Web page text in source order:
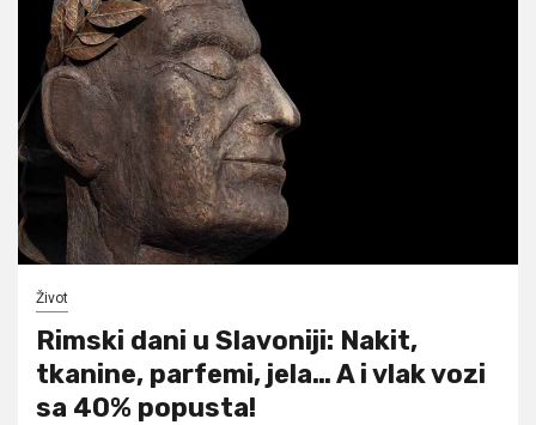
Život
Rimski dani u Slavoniji: Nakit,
tkanine, parfemi, jela… A i vlak vozi
sa 40% popusta!